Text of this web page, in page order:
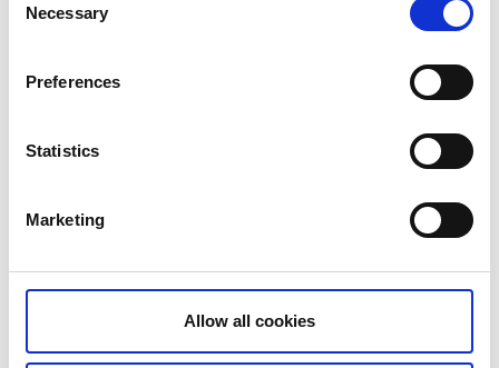
Selection
Necessary
Preferences
Statistics
Marketing
Allow all cookies
Tibro bibliotek